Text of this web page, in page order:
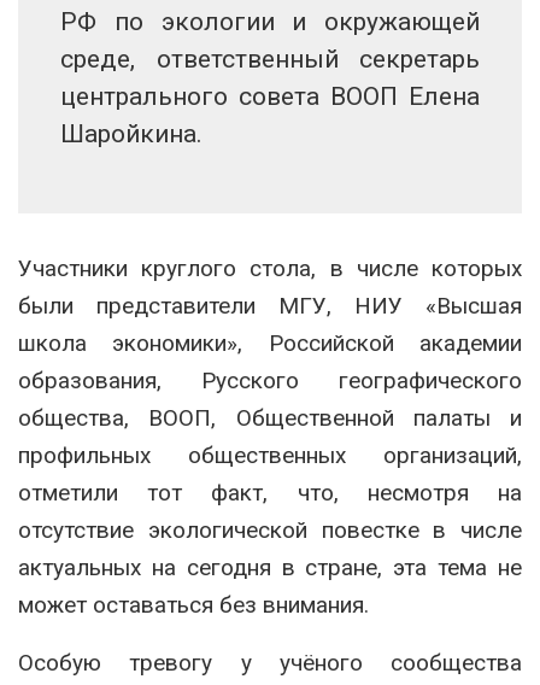
РФ по экологии и окружающей
среде, ответственный секретарь
центрального совета ВООП Елена
Шаройкина.
Участники круглого стола, в числе которых
были представители МГУ, НИУ «Высшая
школа экономики», Российской академии
образования, Русского географического
общества, ВООП, Общественной палаты и
профильных общественных организаций,
отметили тот факт, что, несмотря на
отсутствие экологической повестке в числе
актуальных на сегодня в стране, эта тема не
может оставаться без внимания.
Особую тревогу у учёного сообщества